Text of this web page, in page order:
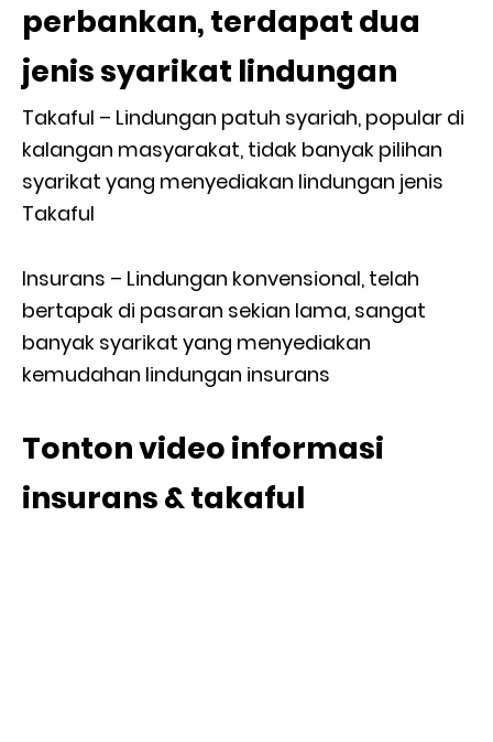
perbankan, terdapat dua
jenis syarikat lindungan
Takaful – Lindungan patuh syariah, popular di
kalangan masyarakat, tidak banyak pilihan
syarikat yang menyediakan lindungan jenis
Takaful
Insurans – Lindungan konvensional, telah
bertapak di pasaran sekian lama, sangat
banyak syarikat yang menyediakan
kemudahan lindungan insurans
Tonton video informasi
insurans & takaful